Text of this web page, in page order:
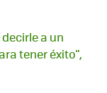
a un
tener éxito",